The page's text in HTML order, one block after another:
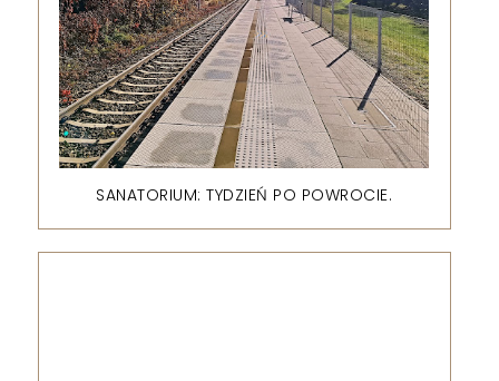
SANATORIUM: TYDZIEŃ PO POWROCIE.